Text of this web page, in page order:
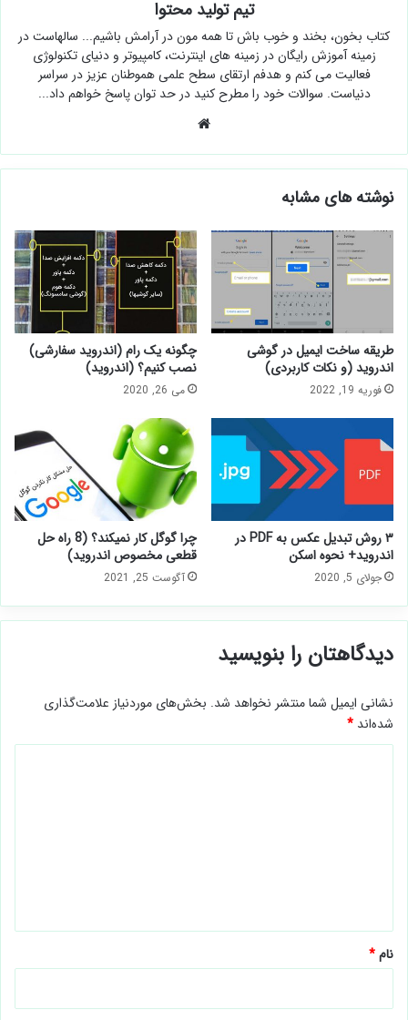
تیم تولید محتوا
کتاب بخون، بخند و خوب باش تا همه مون در آرامش باشیم... سالهاست در
زمینه آموزش رایگان در زمینه های اینترنت، کامپیوتر و دنیای تکنولوژی
فعالیت می کنم و هدفم ارتقای سطح علمی هموطنان عزیز در سراسر
دنیاست. سوالات خود را مطرح کنید در حد توان پاسخ خواهم داد...
نوشته های مشابه
طریقه ساخت ایمیل در گوشی
اندروید (و نکات کاربردی)
فوریه 19, 2022
چگونه یک رام (اندروید سفارشی)
نصب کنیم؟ (اندروید)
می 26, 2020
۳ روش تبدیل عکس به PDF در
اندروید+ نحوه اسکن
جولای 5, 2020
چرا گوگل کار نمیکند؟ (8 راه حل
قطعی مخصوص اندروید)
آگوست 25, 2021
دیدگاهتان را بنویسید
نشانی ایمیل شما منتشر نخواهد شد. بخش‌های موردنیاز علامت‌گذاری
شده‌اند *
نام*